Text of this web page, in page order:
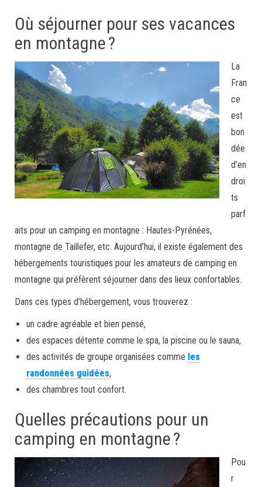
Où séjourner pour ses vacances
en montagne ?
La
Fran
ce
est
bon
dée
d’en
droi
ts
parf
aits pour un camping en montagne : Hautes-Pyrénées,
montagne de Taillefer, etc. Aujourd’hui, il existe également des
hébergements touristiques pour les amateurs de camping en
montagne qui préfèrent séjourner dans des lieux confortables.
Dans ces types d’hébergement, vous trouverez :
un cadre agréable et bien pensé,
des espaces détente comme le spa, la piscine ou le sauna,
des activités de groupe organisées comme les
randonnées guidées,
des chambres tout confort.
Quelles précautions pour un
camping en montagne ?
Pou
r